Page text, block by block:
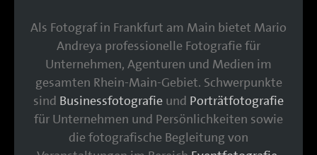
Als Fotograf in Frankfurt am Main bietet Mario
Andreya professionelle Fotografie für
Unternehmen, Agenturen und Medien im
gesamten Rhein-Main-Gebiet. Schwerpunkte
sind Businessfotografie und Porträtfotografie
für Unternehmen und Persönlichkeiten sowie
die fotografische Begleitung von